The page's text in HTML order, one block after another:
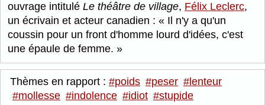
ouvrage intitulé Le théâtre de village, Félix Leclerc,
un écrivain et acteur canadien :
Il n'y a qu'un
coussin pour un front d'homme lourd d'idées, c'est
une épaule de femme.
Thèmes en rapport : #poids #peser #lenteur
#mollesse #indolence #idiot #stupide